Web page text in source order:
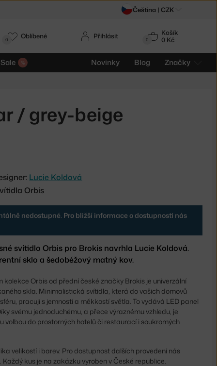
0
Košík
0 Kč
Novinky Blog Značky
Přihlásit
0 Oblíbené
/ grey-beige
Lucie Koldová
Orbis
nedostupné. Pro bližší informace o dostupnosti nás
svítidlo Orbis pro Brokis navrhla Lucie Koldová.
sklo a šedobéžový matný kov.
kolekce Orbis od přední české značky Brokis je univerzální
skla. Minimalistická svítidla, která do vašich domovů
pracují s jemností a měkkostí světla. To vydává LED panel
svému jednoduchému, a přece výraznému vzhledu, je
volbou do prostorných hotelů či restaurací i soukromých
velikostí i barev. Pro dostupnost dalších provedení nás
kus je na zakázku vyroben v České republice.
Čeština | CZK